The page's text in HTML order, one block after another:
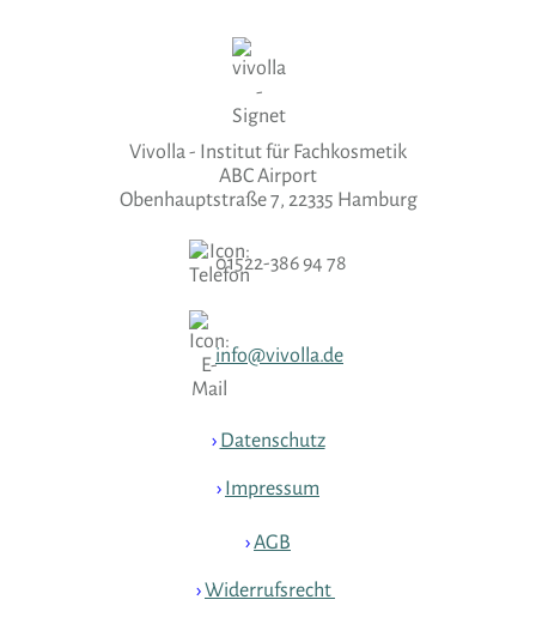
Vivolla - Institut für Fachkosmetik
ABC Airport
Obenhauptstraße 7, 22335 Hamburg
01522-386 94 78
info@vivolla.de
›Datenschutz
›Impressum
›AGB
›Widerrufsrecht